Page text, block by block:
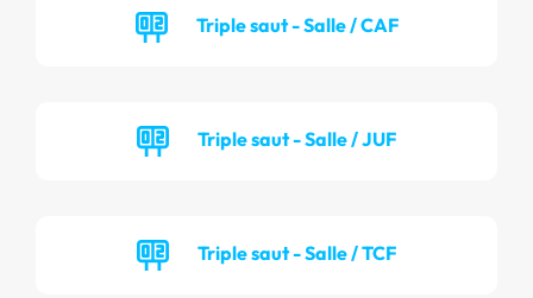
Triple saut - Salle / CAF
Triple saut - Salle / JUF
Triple saut - Salle / TCF